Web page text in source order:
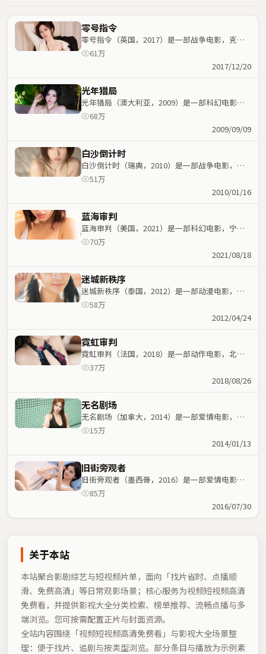
零号指令
零号指令（英国，2017）是一部战争电影，克里
斯托弗·诺兰执导，周迅、易烊千玺等主演；战争
元素与人物命运紧密交织，节奏紧凑。
61万
2017/12/20
光年猎局
光年猎局（澳大利亚，2009）是一部科幻电影，
徐克执导，葛优、乔杉等主演；科幻元素与人物命
68万
2009/09/09
白沙倒计时
白沙倒计时（瑞典，2010）是一部战争电影，丁
晟执导，咏梅、胡歌等主演；战争元素与人物命运
51万
2010/01/16
蓝海审判
蓝海审判（美国，2021）是一部科幻电影，宁浩
执导，周冬雨、刘青云等主演；科幻元素与人物命
70万
2021/08/18
迷城新秩序
迷城新秩序（泰国，2012）是一部动漫电影，王
小帅执导，林青霞、秦海璐等主演；动漫元素与人
58万
2012/04/24
霓虹审判
霓虹审判（法国，2018）是一部动作电影，北野
武执导，基里安·墨菲、张曼玉等主演；动作元素
37万
2018/08/26
无名剧场
无名剧场（加拿大，2014）是一部爱情电影，林
超贤执导，刘亦菲、周冬雨等主演；爱情元素与人
15万
2014/01/13
旧街旁观者
旧街旁观者（墨西哥，2016）是一部爱情电影，
魏德圣执导，长泽雅美、王景春等主演；爱情元素
85万
2016/07/30
关于本站
本站聚合影剧综艺与短视频片单，面向「找片省时、点播顺
滑、免费高清」等日常观影场景；核心服务为视频短视频高清
免费看，并提供影视大全分类检索、榜单推荐、流畅点播与多
端浏览。您可按需配置正片与封面资源。
全站内容围绕「视频短视频高清免费看 」与影视大全场景整
理：便于找片、追剧与按类型浏览。部分条目与播放为示例素